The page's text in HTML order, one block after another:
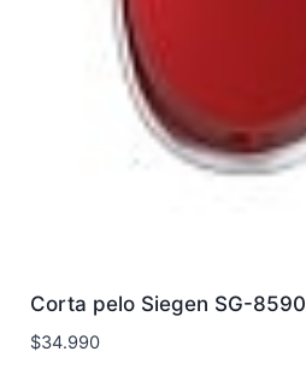
Corta pelo Siegen SG-8590
$34.990